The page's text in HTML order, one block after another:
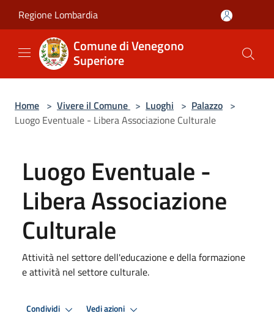
Regione Lombardia
Comune di Venegono
Superiore
Home > Vivere il Comune > Luoghi > Palazzo >
Luogo Eventuale - Libera Associazione Culturale
Luogo Eventuale -
Libera Associazione
Culturale
Attività nel settore dell'educazione e della formazione
e attività nel settore culturale.
Condividi Vedi azioni